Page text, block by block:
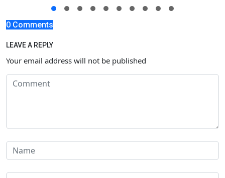
0 Comments
LEAVE A REPLY
Your email address will not be published